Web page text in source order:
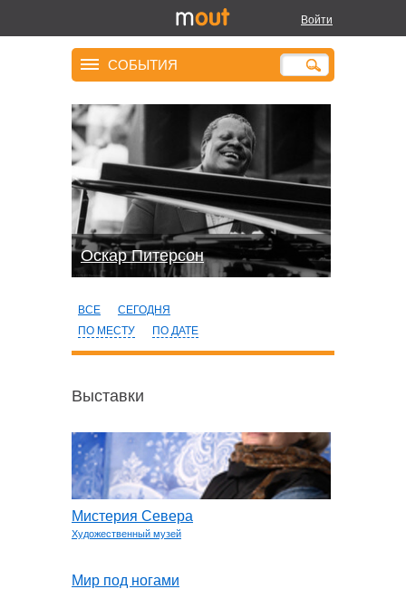
Войти
СОБЫТИЯ
Оскар Питерсон
ВСЕ
СЕГОДНЯ
ПО МЕСТУ
ПО ДАТЕ
Выставки
Мистерия Севера
Художественный музей
Мир под ногами